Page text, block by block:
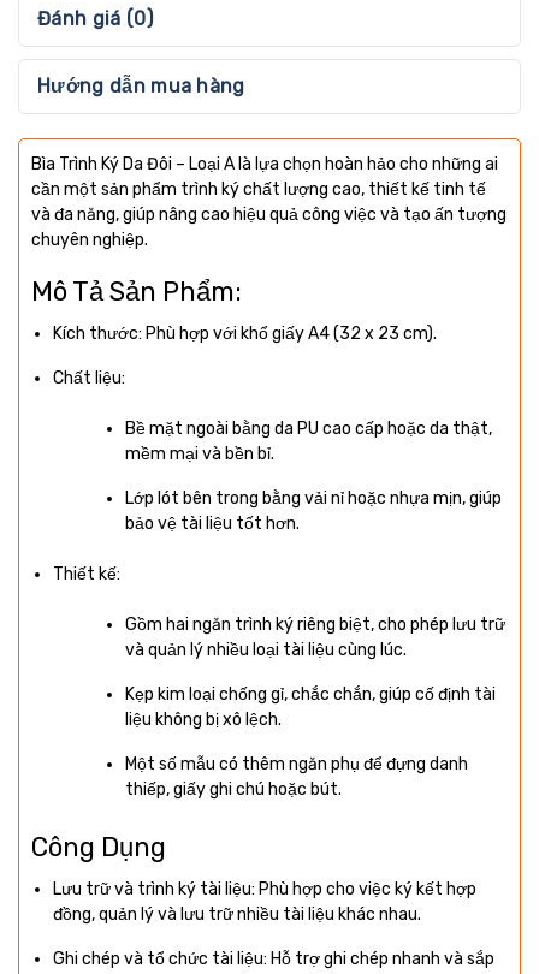
Đánh giá (0)
Hướng dẫn mua hàng
Bìa Trình Ký Da Đôi – Loại A là lựa chọn hoàn hảo cho những ai
cần một sản phẩm trình ký chất lượng cao, thiết kế tinh tế
và đa năng, giúp nâng cao hiệu quả công việc và tạo ấn tượng
chuyên nghiệp.
Mô Tả Sản Phẩm:
Kích thước: Phù hợp với khổ giấy A4 (32 x 23 cm).
Chất liệu:
Bề mặt ngoài bằng da PU cao cấp hoặc da thật,
mềm mại và bền bỉ.
Lớp lót bên trong bằng vải nỉ hoặc nhựa mịn, giúp
bảo vệ tài liệu tốt hơn.
Thiết kế:
Gồm hai ngăn trình ký riêng biệt, cho phép lưu trữ
và quản lý nhiều loại tài liệu cùng lúc.
Kẹp kim loại chống gỉ, chắc chắn, giúp cố định tài
liệu không bị xô lệch.
Một số mẫu có thêm ngăn phụ để đựng danh
thiếp, giấy ghi chú hoặc bút.
Công Dụng
Lưu trữ và trình ký tài liệu: Phù hợp cho việc ký kết hợp
đồng, quản lý và lưu trữ nhiều tài liệu khác nhau.
Ghi chép và tổ chức tài liệu: Hỗ trợ ghi chép nhanh và sắp